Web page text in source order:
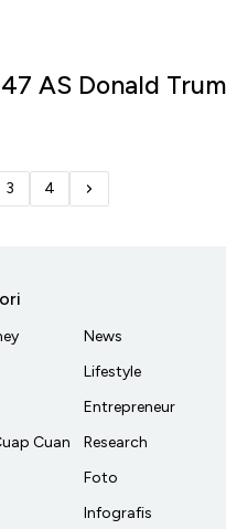
AS Donald
3 4
Cuan
News
Lifestyle
Entrepreneur
Research
Foto
Infografis